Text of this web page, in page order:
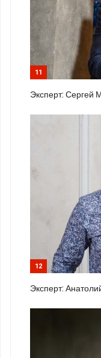
11
Эксперт: Сергей
12
Эксперт: